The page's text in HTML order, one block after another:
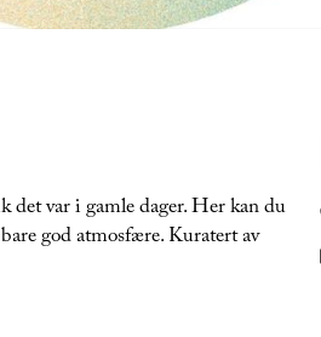
det var i gamle dager. Her kan du
god atmosfære. Kuratert av